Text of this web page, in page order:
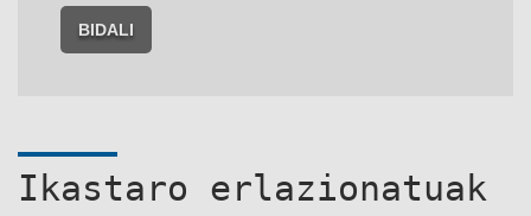
BIDALI
Ikastaro erlazionatuak